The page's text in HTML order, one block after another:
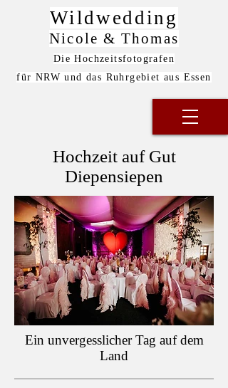
Wildwedding
Nicole & Thomas
Die Hochzeitsfotografen
für NRW und das Ruhrgebiet aus Essen
Hochzeit auf Gut
Diepensiepen
Ein unvergesslicher Tag auf dem
Land